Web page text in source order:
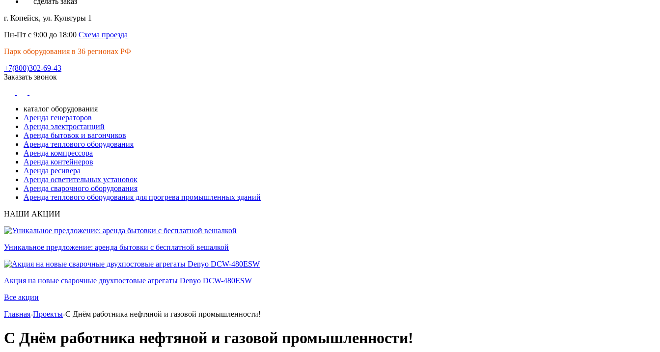
г. Копейск, ул. Культуры 1
Пн-Пт с 9:00 до 18:00 Схема проезда
Парк оборудования в 36 регионах РФ
+7(800)302-69-43
Заказать звонок
каталог оборудования
Аренда генераторов
Аренда электростанций
Аренда бытовок и вагончиков
Аренда теплового оборудования
Аренда компрессора
Аренда контейнеров
Аренда ресивера
Аренда осветительных установок
Аренда сварочного оборудования
Аренда теплового оборудования для прогрева промышленных зданий
НАШИ АКЦИИ
Уникальное предложение: аренда бытовки с бесплатной вешалкой
Акция на новые сварочные двухпостовые агрегаты Denyo DCW-480ESW
Все акции
Главная-Проекты-С Днём работника нефтяной и газовой промышленности!
С Днём работника нефтяной и газовой промышленности!